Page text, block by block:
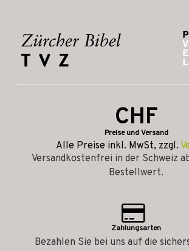
CHF
Preise und Versand
Alle Preise inkl. MwSt, zzgl.
Versandkostenfrei in der Schweiz
Bestellwert.
Zahlungsarten
Bezahlen Sie bei uns auf die